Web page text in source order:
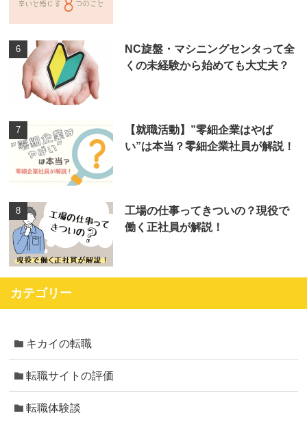
NC旋盤・マシニングセンタって全
くの未経験から始めても大丈夫？
【就職活動】”零細企業はやば
い”は本当？零細企業社員が解説！
工場の仕事ってきついの？現役で
働く正社員が解説！
カテゴリー
キカイの転職
転職サイトの評価
転職体験談